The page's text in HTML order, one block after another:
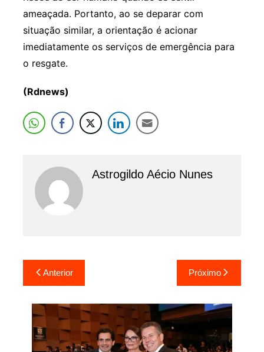
ameaçada. Portanto, ao se deparar com
situação similar, a orientação é acionar
imediatamente os serviços de emergência para
o resgate.
(Rdnews)
Astrogildo Aécio Nunes
Navegação
de
Post
Anterior Próximo